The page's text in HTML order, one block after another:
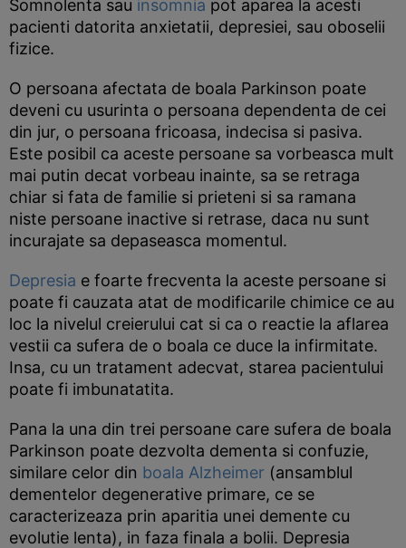
Somnolenta sau insomnia pot aparea la acesti
pacienti datorita anxietatii, depresiei, sau oboselii
fizice.
O persoana afectata de boala Parkinson poate
deveni cu usurinta o persoana dependenta de cei
din jur, o persoana fricoasa, indecisa si pasiva.
Este posibil ca aceste persoane sa vorbeasca mult
mai putin decat vorbeau inainte, sa se retraga
chiar si fata de familie si prieteni si sa ramana
niste persoane inactive si retrase, daca nu sunt
incurajate sa depaseasca momentul.
Depresia e foarte frecventa la aceste persoane si
poate fi cauzata atat de modificarile chimice ce au
loc la nivelul creierului cat si ca o reactie la aflarea
vestii ca sufera de o boala ce duce la infirmitate.
Insa, cu un tratament adecvat, starea pacientului
poate fi imbunatatita.
Pana la una din trei persoane care sufera de boala
Parkinson poate dezvolta dementa si confuzie,
similare celor din boala Alzheimer (ansamblul
dementelor degenerative primare, ce se
caracterizeaza prin aparitia unei demente cu
evolutie lenta), in faza finala a bolii. Depresia